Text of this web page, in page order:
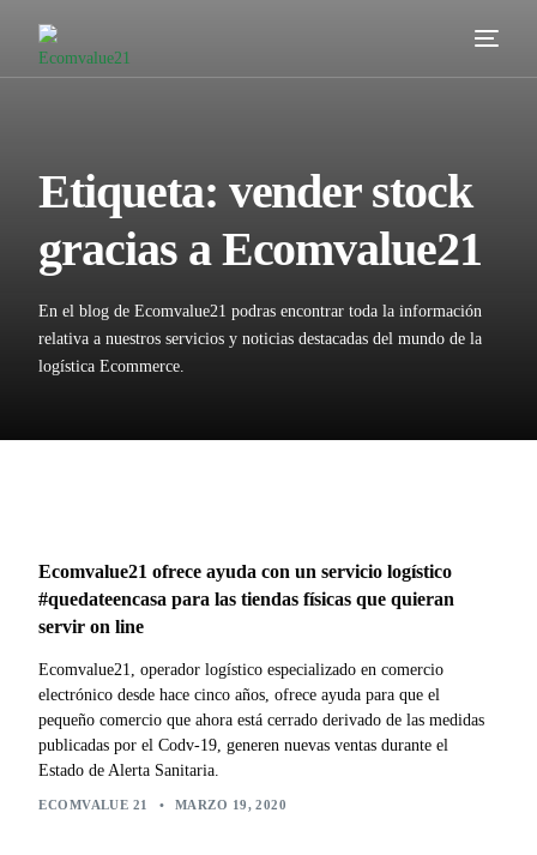
Etiqueta: vender stock
gracias a Ecomvalue21
En el blog de Ecomvalue21 podras encontrar toda la información
relativa a nuestros servicios y noticias destacadas del mundo de la
logística Ecommerce.
Ecomvalue21 ofrece ayuda con un servicio logístico
#quedateencasa para las tiendas físicas que quieran
servir on line
Ecomvalue21, operador logístico especializado en comercio
electrónico desde hace cinco años, ofrece ayuda para que el
pequeño comercio que ahora está cerrado derivado de las medidas
publicadas por el Codv-19, generen nuevas ventas durante el
Estado de Alerta Sanitaria.
ECOMVALUE 21 • MARZO 19, 2020
Valor añadido
Clientes
Blog